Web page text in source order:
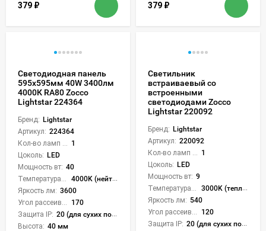
379 ₽ 379 ₽
Светодиодная панель
595x595мм 40W 3400лм
4000К RA80 Zocco
Lightstar 224364
Бренд: Lightstar
Артикул: 224364
1
Цоколь: LED
Мощность вт: 40
4000K (нейтральный)
Яркость лм: 3600
170
Защита IP: 20 (для сухих пом.)
Высота: 40 мм
Светильник
встраиваевый со
встроенными
светодиодами Zocco
Lightstar 220092
Бренд: Lightstar
Артикул: 220092
1
Цоколь: LED
Мощность вт: 9
3000K (теплый)
Яркость лм: 540
120
Защита IP: 20 (для сухих пом.)